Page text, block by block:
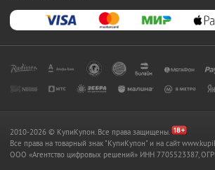
2010-2026 © КупиКупон. Все права защищены.
Все права на товарный знак "КупиКупон" и на сайт
OOO «Агентство цифровых решений» ИНН 7705523387,